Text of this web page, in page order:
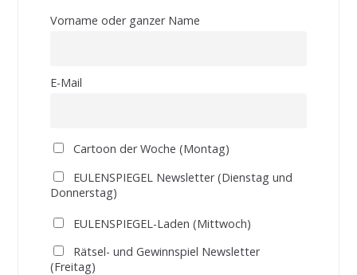
Vorname oder ganzer Name
E-Mail
Cartoon der Woche (Montag)
EULENSPIEGEL Newsletter (Dienstag und
Donnerstag)
EULENSPIEGEL-Laden (Mittwoch)
Rätsel- und Gewinnspiel Newsletter
(Freitag)